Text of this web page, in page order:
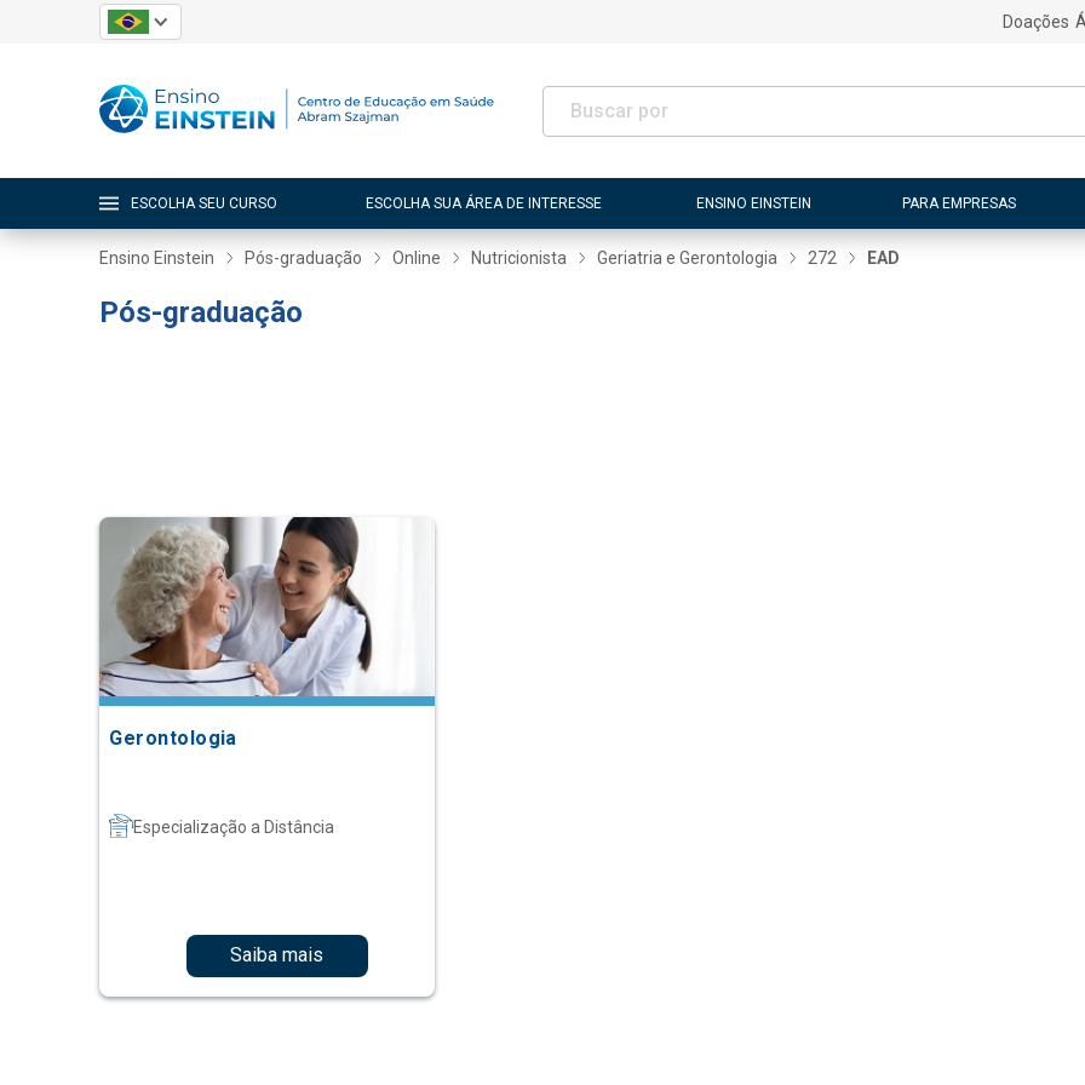
Doações
ESCOLHA SEU CURSO ESCOLHA SUA ÁREA DE INTERESSE ENSINO EINSTEIN PARA EMPRESAS
Ensino Einstein Pós-graduação Online Nutricionista Geriatria e Gerontologia 272 EAD
Pós-graduação
Gerontologia
Especialização a Distância
Saiba mais